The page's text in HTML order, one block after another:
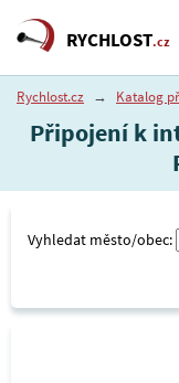
RYCHLOST.cz
Rychlost.cz → Katalog
Připojení k
Vyhledat město/obec: